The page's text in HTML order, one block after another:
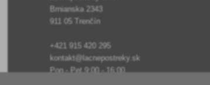
Brnianska 2343
911 05 Trenčín
+421 915 420 295
kontakt@lacnepostreky.sk
Pon - Pet 9:00 - 16:00